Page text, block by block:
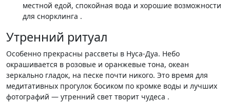
местной едой, спокойная вода и хорошие возможности
для снорклинга .
Утренний ритуал
Особенно прекрасны рассветы в Нуса-Дуа. Небо
окрашивается в розовые и оранжевые тона, океан
зеркально гладок, на песке почти никого. Это время для
медитативных прогулок босиком по кромке воды и лучших
фотографий — утренний свет творит чудеса .